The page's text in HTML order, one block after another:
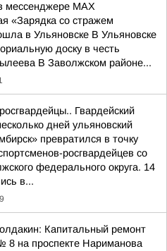
мессенджере MAX
«Зарядка со стражем
в Ульяновске В Ульяновске
доску в честь
В Заволжском районе...
Гвардейский
дней ульяновский
превратился в точку
росгвардейцев со
федерального округа. 14
в...
Капитальный ремонт
8 на проспекте Нариманова